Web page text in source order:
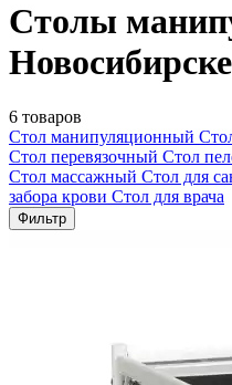
Столы
Новосибирске
6 товаров
Стол манипуляционный
Стол перевязочный Стол
Стол массажный Стол для
забора крови Стол для врача
Фильтр